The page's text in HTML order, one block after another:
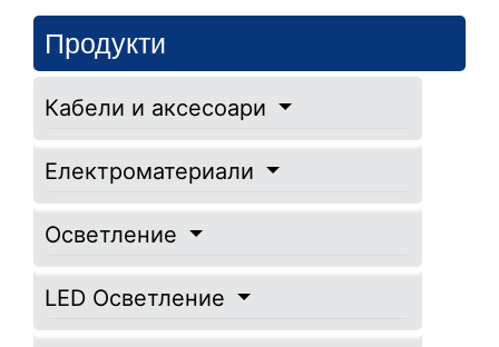
Продукти
Кабели и аксесоари
Електроматериали
Осветление
LED Осветление